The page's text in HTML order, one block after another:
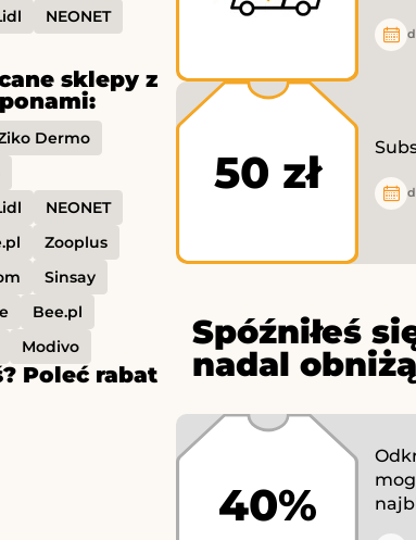
NEONET
sklepy z
Dermo
NEONET
Zooplus
Sinsay
Bee.pl
Modivo
Poleć rabat
50 zł
Spóźniłeś
nadal
40%